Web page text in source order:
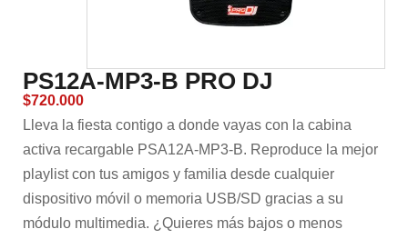
PS12A-MP3-B PRO DJ
$720.000
Lleva la fiesta contigo a donde vayas con la cabina
activa recargable PSA12A-MP3-B. Reproduce la mejor
playlist con tus amigos y familia desde cualquier
dispositivo móvil o memoria USB/SD gracias a su
módulo multimedia. ¿Quieres más bajos o menos